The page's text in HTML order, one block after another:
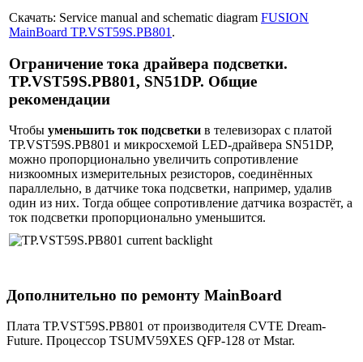
Скачать: Service manual and schematic diagram FUSION
MainBoard TP.VST59S.PB801 .
Ограничение тока драйвера подсветки.
TP.VST59S.PB801, SN51DP. Общие
рекомендации
Чтобы уменьшить ток подсветки в телевизорах с платой
TP.VST59S.PB801 и микросхемой LED-драйвера SN51DP,
можно пропорционально увеличить сопротивление
низкоомных измерительных резисторов, соединённых
параллельно, в датчике тока подсветки, например, удалив
один из них. Тогда общее сопротивление датчика возрастёт, а
ток подсветки пропорционально уменьшится.
Дополнительно по ремонту MainBoard
Плата TP.VST59S.PB801 от производителя CVTE Dream-
Future. Процессор TSUMV59XES QFP-128 от Mstar.